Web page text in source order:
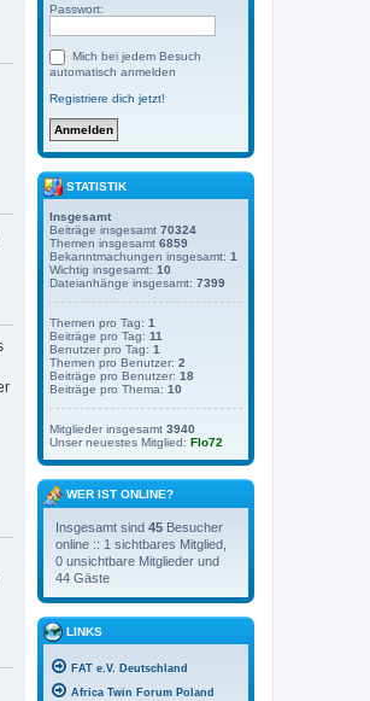
Passwort:
Mich bei jedem Besuch
automatisch anmelden
Registriere dich jetzt!
STATISTIK
Insgesamt
Beiträge insgesamt 70324
Themen insgesamt 6859
Bekanntmachungen insgesamt: 1
Wichtig insgesamt: 10
Dateianhänge insgesamt: 7399
Themen pro Tag: 1
Beiträge pro Tag: 11
Benutzer pro Tag: 1
Themen pro Benutzer: 2
Beiträge pro Benutzer: 18
Beiträge pro Thema: 10
Mitglieder insgesamt 3940
Unser neuestes Mitglied: Flo72
WER IST ONLINE?
Insgesamt sind 45 Besucher
online :: 1 sichtbares Mitglied,
0 unsichtbare Mitglieder und
44 Gäste
LINKS
FAT e.V. Deutschland
Africa Twin Forum Poland